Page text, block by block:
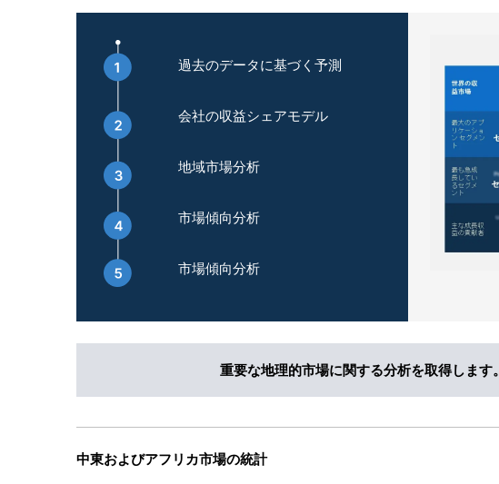
過去のデータに基づく予測
会社の収益シェアモデル
地域市場分析
市場傾向分析
市場傾向分析
重要な地理的市場に関する分析を取得します。
中東およびアフリカ市場の統計